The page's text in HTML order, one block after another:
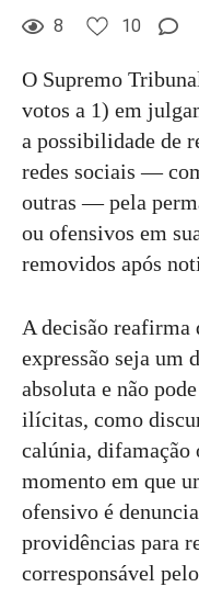
8 10
O Supremo
votos a 1) em
a possibilidade de
redes sociais —
outras — pela
ou ofensivos em
removidos após
A decisão reafirma
expressão seja um
absoluta e não
ilícitas, como
calúnia, difamação
momento em que
ofensivo é
providências para
corresponsável